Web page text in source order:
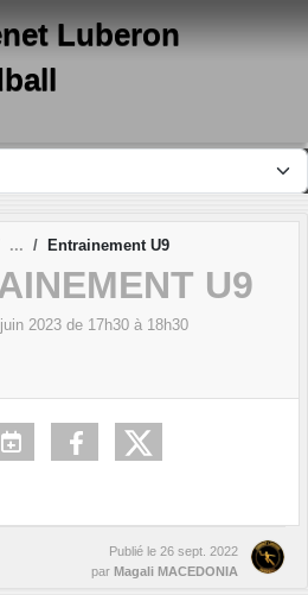
Luberon
Entrainement U9
U9
juin 2023 de 17h30 à 18h30
Publié le 26 sept. 2022
par Magali MACEDONIA